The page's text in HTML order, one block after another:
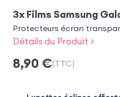
3x Films Samsung
Protecteurs écran
Détails du Produit >
8,90 €(TTC)